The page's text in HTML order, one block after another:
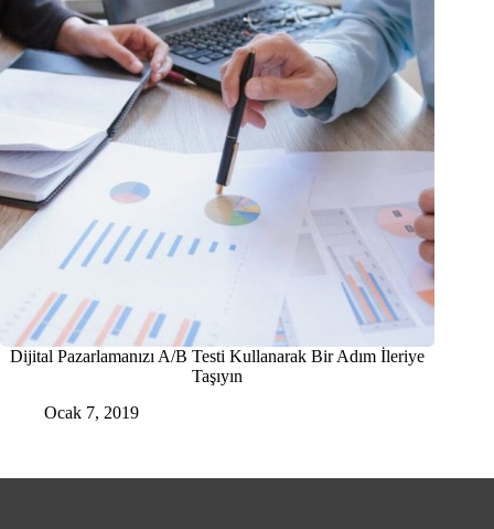
Dijital Pazarlamanızı A/B Testi Kullanarak Bir Adım İleriye
Taşıyın
Ocak 7, 2019